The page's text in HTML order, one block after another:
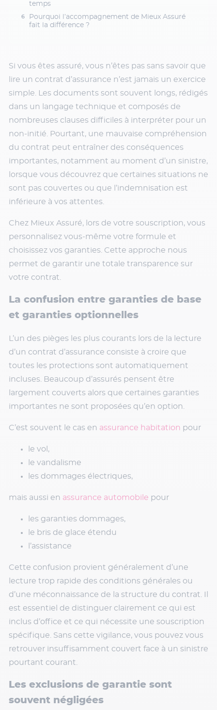
temps
Pourquoi l’accompagnement de Mieux Assuré
fait la différence ?
Si vous êtes assuré, vous n’êtes pas sans savoir que
lire un contrat d’assurance n’est jamais un exercice
simple. Les documents sont souvent longs, rédigés
dans un langage technique et composés de
nombreuses clauses difficiles à interpréter pour un
non-initié. Pourtant, une mauvaise compréhension
du contrat peut entraîner des conséquences
importantes, notamment au moment d’un sinistre,
lorsque vous découvrez que certaines situations ne
sont pas couvertes ou que l’indemnisation est
inférieure à vos attentes.
Chez Mieux Assuré, lors de votre souscription, vous
personnalisez vous-même votre formule et
choisissez vos garanties. Cette approche nous
permet de garantir une totale transparence sur
votre contrat.
La confusion entre garanties de base
et garanties optionnelles
L’un des pièges les plus courants lors de la lecture
d’un contrat d’assurance consiste à croire que
toutes les protections sont automatiquement
incluses. Beaucoup d’assurés pensent être
largement couverts alors que certaines garanties
importantes ne sont proposées qu’en option.
C’est souvent le cas en assurance habitation pour
le vol,
le vandalisme
les dommages électriques,
mais aussi en assurance automobile pour
les garanties dommages,
le bris de glace étendu
l’assistance
Cette confusion provient généralement d’une
lecture trop rapide des conditions générales ou
d’une méconnaissance de la structure du contrat. Il
est essentiel de distinguer clairement ce qui est
inclus d’office et ce qui nécessite une souscription
spécifique. Sans cette vigilance, vous pouvez vous
retrouver insuffisamment couvert face à un sinistre
pourtant courant.
Les exclusions de garantie sont
souvent négligées